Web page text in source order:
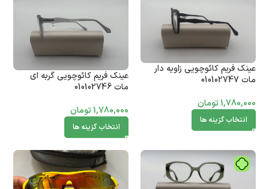
عینک فریم کائوچویی زاویه دار
مات 010102747
1,780,000تومان
انتخاب گزینه ها
عینک فریم کائوچویی گربه ای
مات 010102746
1,780,000تومان
انتخاب گزینه ها